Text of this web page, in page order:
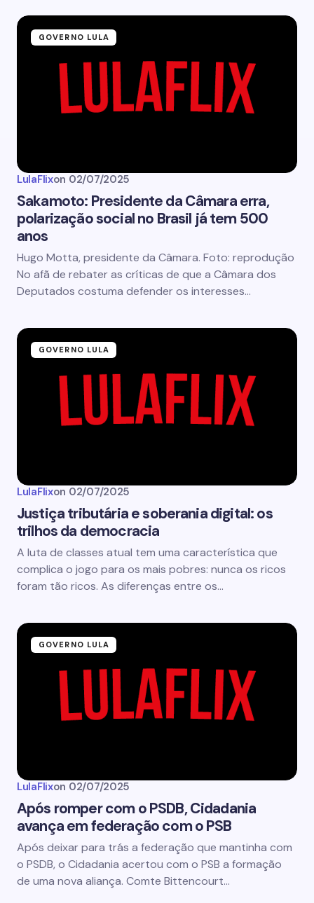
GOVERNO LULA
LulaFlixon 02/07/2025
Sakamoto: Presidente da Câmara erra,
polarização social no Brasil já tem 500
anos
Hugo Motta, presidente da Câmara. Foto: reprodução
No afã de rebater as críticas de que a Câmara dos
Deputados costuma defender os interesses…
GOVERNO LULA
LulaFlixon 02/07/2025
Justiça tributária e soberania digital: os
trilhos da democracia
A luta de classes atual tem uma característica que
complica o jogo para os mais pobres: nunca os ricos
foram tão ricos. As diferenças entre os…
GOVERNO LULA
LulaFlixon 02/07/2025
Após romper com o PSDB, Cidadania
avança em federação com o PSB
Após deixar para trás a federação que mantinha com
o PSDB, o Cidadania acertou com o PSB a formação
de uma nova aliança. Comte Bittencourt…